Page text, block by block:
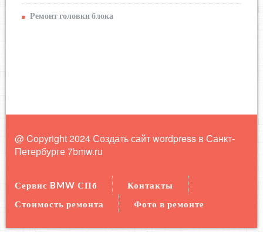
Ремонт головки блока
@ Copyright 2024 Создать сайт wordpress в Санкт-
Петербурге7bmw.ru
Сервис BMW СПб
Контакты
Стоимость ремонта
Фото в ремонте